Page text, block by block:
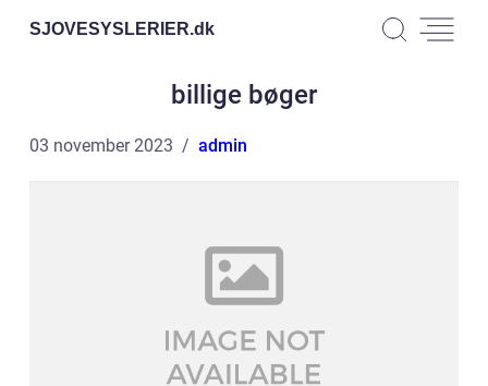
SJOVESYSLERIER.dk
billige bøger
03 november 2023 admin